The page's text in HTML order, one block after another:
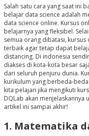
Salah satu cara yang saat ini
belajar data science adalah
data science online. Kursus
belajarnya yang fleksibel.
semua orang dibatasi,
terbaik agar tetap dapat
distancing. Di indonesia
diakses di kota-kota besar
dari seluruh penjuru dunia.
kurikulum yang berbeda-
kita pelajari jika mengikuti
DQLab akan menjelaskannya
artikel ini sampai akhir!
1. Matematika